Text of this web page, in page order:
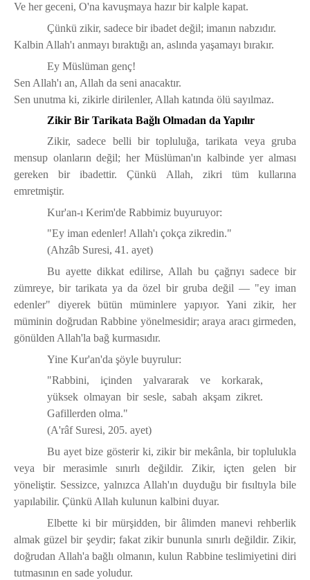
Ve her geceni, O'na kavuşmaya hazır bir kalple kapat.
Çünkü zikir, sadece bir ibadet değil; imanın nabzıdır.
Kalbin Allah'ı anmayı bıraktığı an, aslında yaşamayı bırakır.
Ey Müslüman genç!
Sen Allah'ı an, Allah da seni anacaktır.
Sen unutma ki, zikirle dirilenler, Allah katında ölü sayılmaz.
Zikir Bir Tarikata Bağlı Olmadan da Yapılır
Zikir, sadece belli bir topluluğa, tarikata veya gruba
mensup olanların değil; her Müslüman'ın kalbinde yer alması
gereken bir ibadettir. Çünkü Allah, zikri tüm kullarına
emretmiştir.
Kur'an-ı Kerim'de Rabbimiz buyuruyor:
"Ey iman edenler! Allah'ı çokça zikredin."
(Ahzâb Suresi, 41. ayet)
Bu ayette dikkat edilirse, Allah bu çağrıyı sadece bir
zümreye, bir tarikata ya da özel bir gruba değil — "ey iman
edenler" diyerek bütün müminlere yapıyor. Yani zikir, her
müminin doğrudan Rabbine yönelmesidir; araya aracı girmeden,
gönülden Allah'la bağ kurmasıdır.
Yine Kur'an'da şöyle buyrulur:
"Rabbini, içinden yalvararak ve korkarak,
yüksek olmayan bir sesle, sabah akşam zikret.
Gafillerden olma."
(A'râf Suresi, 205. ayet)
Bu ayet bize gösterir ki, zikir bir mekânla, bir toplulukla
veya bir merasimle sınırlı değildir. Zikir, içten gelen bir
yöneliştir. Sessizce, yalnızca Allah'ın duyduğu bir fısıltıyla bile
yapılabilir. Çünkü Allah kulunun kalbini duyar.
Elbette ki bir mürşidden, bir âlimden manevi rehberlik
almak güzel bir şeydir; fakat zikir bununla sınırlı değildir. Zikir,
doğrudan Allah'a bağlı olmanın, kulun Rabbine teslimiyetini diri
tutmasının en sade yoludur.